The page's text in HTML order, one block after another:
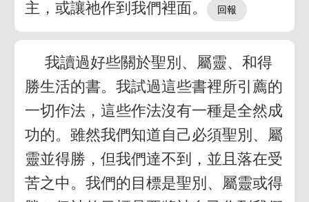
主，或讓祂作到我們裡面。
我讀過好些關於聖別、屬靈、和得
勝生活的書。我試過這些書裡所引薦的
一切作法，這些作法沒有一種是全然成
功的。雖然我們知道自己必須聖別、屬
靈並得勝，但我們達不到，並且落在受
苦之中。我們的目標是聖別、屬靈或得